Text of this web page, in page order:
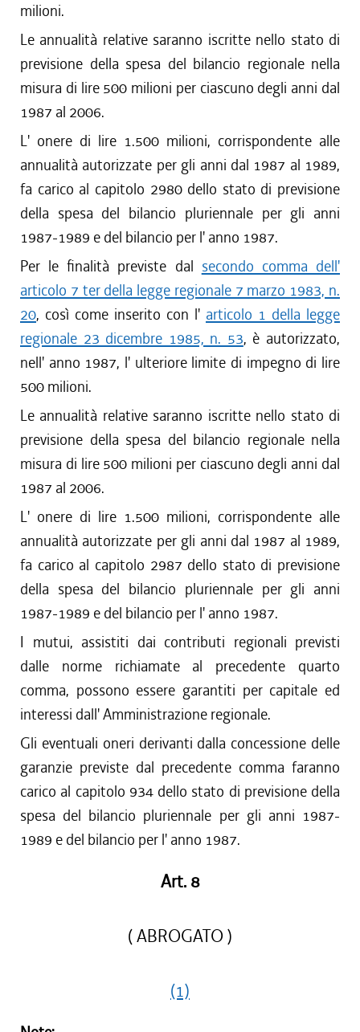
milioni.
Le annualità relative saranno iscritte nello stato di
previsione della spesa del bilancio regionale nella
misura di lire 500 milioni per ciascuno degli anni dal
1987 al 2006.
L' onere di lire 1.500 milioni, corrispondente alle
annualità autorizzate per gli anni dal 1987 al 1989,
fa carico al capitolo 2980 dello stato di previsione
della spesa del bilancio pluriennale per gli anni
1987-1989 e del bilancio per l' anno 1987.
Per le finalità previste dal secondo comma dell'
articolo 7 ter della legge regionale 7 marzo 1983, n.
20, così come inserito con l' articolo 1 della legge
regionale 23 dicembre 1985, n. 53, è autorizzato,
nell' anno 1987, l' ulteriore limite di impegno di lire
500 milioni.
Le annualità relative saranno iscritte nello stato di
previsione della spesa del bilancio regionale nella
misura di lire 500 milioni per ciascuno degli anni dal
1987 al 2006.
L' onere di lire 1.500 milioni, corrispondente alle
annualità autorizzate per gli anni dal 1987 al 1989,
fa carico al capitolo 2987 dello stato di previsione
della spesa del bilancio pluriennale per gli anni
1987-1989 e del bilancio per l' anno 1987.
I mutui, assistiti dai contributi regionali previsti
dalle norme richiamate al precedente quarto
comma, possono essere garantiti per capitale ed
interessi dall' Amministrazione regionale.
Gli eventuali oneri derivanti dalla concessione delle
garanzie previste dal precedente comma faranno
carico al capitolo 934 dello stato di previsione della
spesa del bilancio pluriennale per gli anni 1987-
1989 e del bilancio per l' anno 1987.
Art. 8
( ABROGATO )
(1)